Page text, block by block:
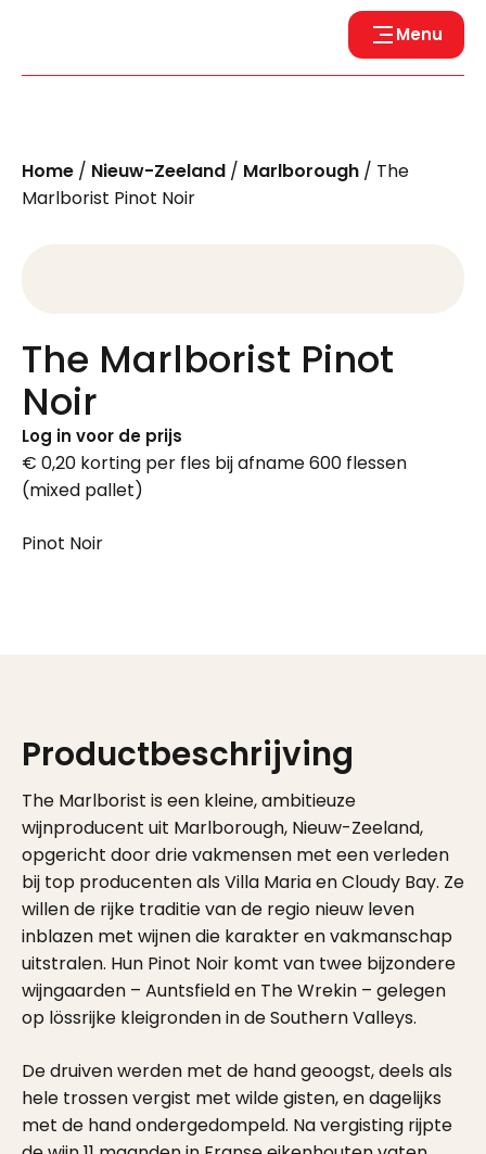
Menu
Home / Nieuw-Zeeland / Marlborough / The
Marlborist Pinot Noir
The Marlborist Pinot
Noir
Log in voor de prijs
€ 0,20 korting per fles bij afname 600 flessen
(mixed pallet)
Pinot Noir
Productbeschrijving
The Marlborist is een kleine, ambitieuze
wijnproducent uit Marlborough, Nieuw-Zeeland,
opgericht door drie vakmensen met een verleden
bij top producenten als Villa Maria en Cloudy Bay. Ze
willen de rijke traditie van de regio nieuw leven
inblazen met wijnen die karakter en vakmanschap
uitstralen. Hun Pinot Noir komt van twee bijzondere
wijngaarden – Auntsfield en The Wrekin – gelegen
op lössrijke kleigronden in de Southern Valleys.
De druiven werden met de hand geoogst, deels als
hele trossen vergist met wilde gisten, en dagelijks
met de hand ondergedompeld. Na vergisting rijpte